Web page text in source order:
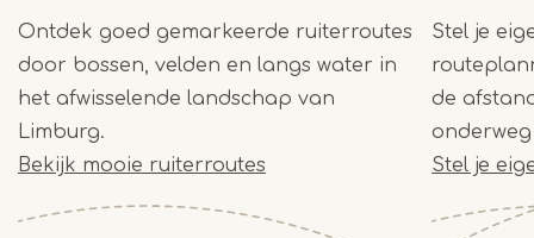
Ontdek goed gemarkeerde ruiterroutes
door bossen, velden en langs water in
het afwisselende landschap van
Limburg.
Bekijk mooie ruiterroutes
Stel je
de
Stel je